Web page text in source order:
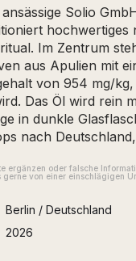
Solio
hochwertiges
Im Zentrum
aus Apulien mit
von 954 mg/
Das Öl wird rein
in dunkle
nach
ergänzen oder falsche
gerne von einer einschlägigen
Berlin / Deutschland
2026